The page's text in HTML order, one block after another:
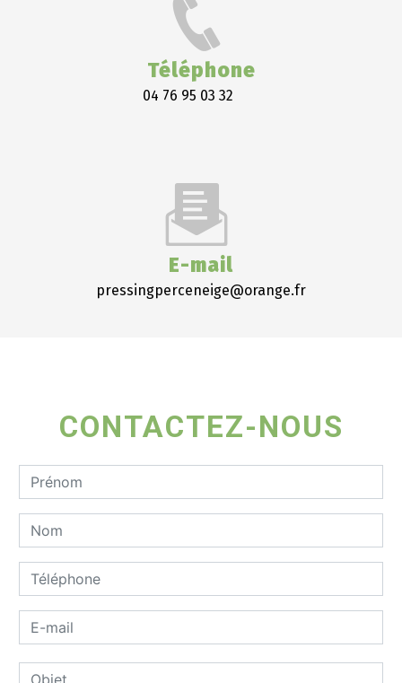
Téléphone
04 76 95 03 32
E-mail
pressingperceneige@orange.fr
CONTACTEZ-NOUS